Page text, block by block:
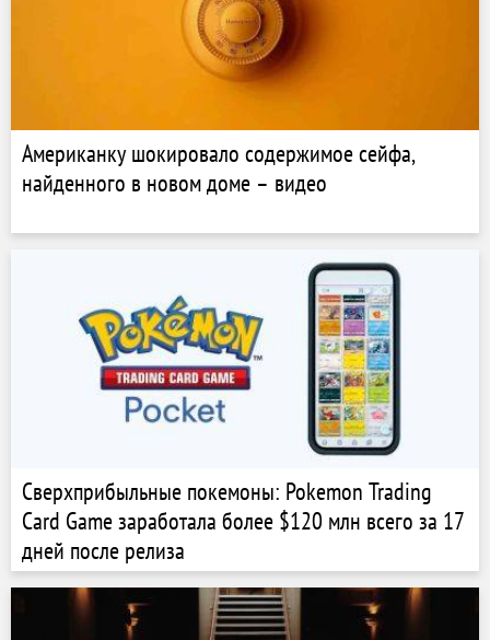
Американку шокировало содержимое сейфа,
найденного в новом доме – видео
Сверхприбыльные покемоны: Pokemon Trading
Card Game заработала более $120 млн всего за 17
дней после релиза